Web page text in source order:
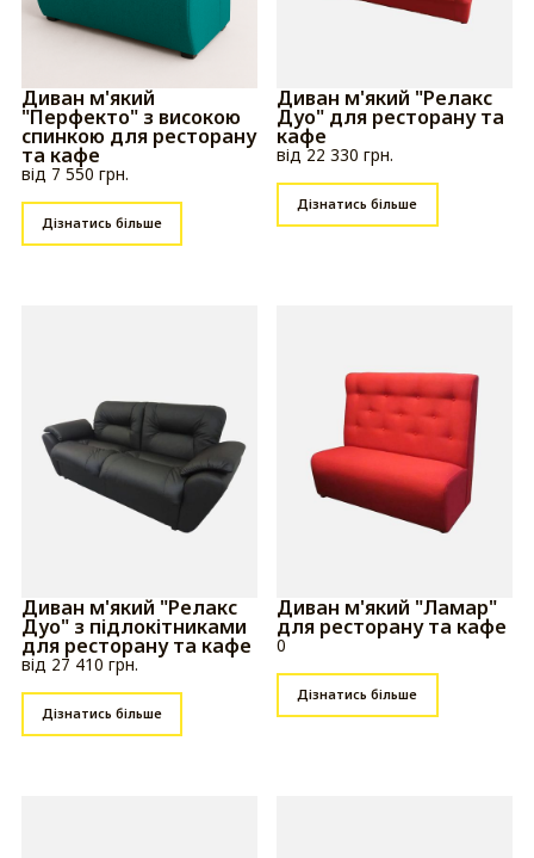
Диван м'який
"Перфекто" з високою
спинкою для ресторану
та кафе
від 7 550 грн.
Дізнатись більше
Диван м'який "Релакс
Дуо" для ресторану та
кафе
від 22 330 грн.
Дізнатись більше
Диван м'який "Релакс
Дуо" з підлокітниками
для ресторану та кафе
від 27 410 грн.
Дізнатись більше
Диван м'який "Ламар"
для ресторану та кафе
0
Дізнатись більше